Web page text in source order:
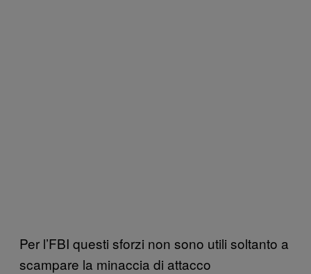
Per l’FBI questi sforzi non sono utili soltanto a
scampare la minaccia di attacco